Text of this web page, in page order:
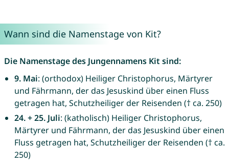
Wann sind die Namenstage von Kit?
Die Namenstage des Jungennamens Kit sind:
9. Mai: (orthodox) Heiliger Christophorus, Märtyrer
und Fährmann, der das Jesuskind über einen Fluss
getragen hat, Schutzheiliger der Reisenden († ca. 250)
24. + 25. Juli: (katholisch) Heiliger Christophorus,
Märtyrer und Fährmann, der das Jesuskind über einen
Fluss getragen hat, Schutzheiliger der Reisenden († ca.
250)